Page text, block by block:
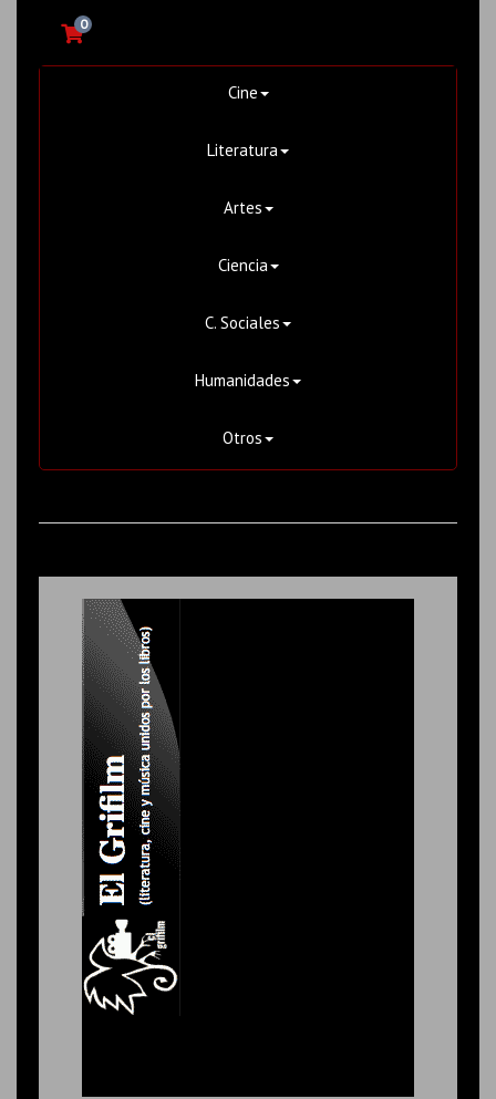
0
Cine
Literatura
Artes
Ciencia
C. Sociales
Humanidades
Otros